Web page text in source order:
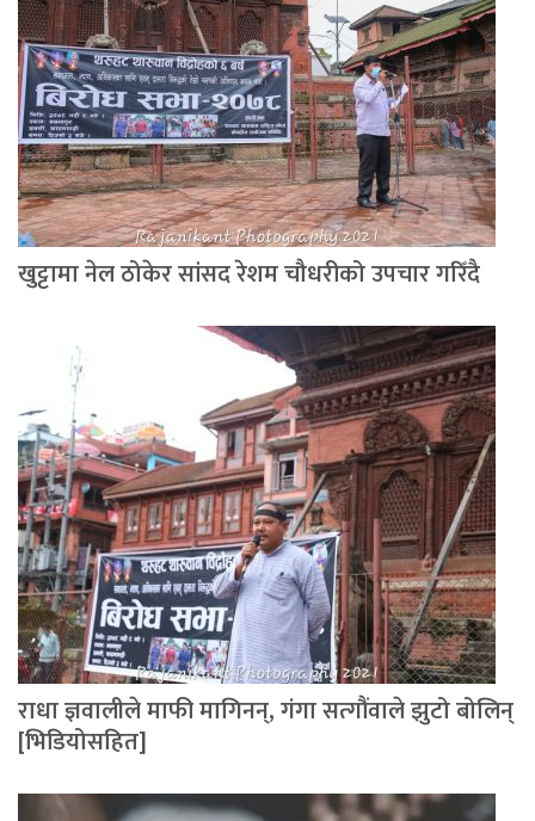
खुट्टामा नेल ठोकेर सांसद रेशम चौधरीको उपचार गरिँदै
राधा ज्ञवालीले माफी मागिनन्, गंगा सत्गौंवाले झुटो बोलिन्
[भिडियोसहित]